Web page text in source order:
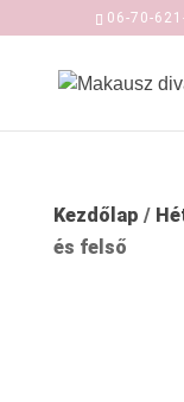
06-70-
Kezdőlap /
és felső